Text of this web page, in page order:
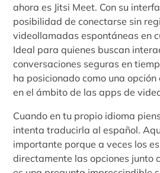
ahora es Jitsi Meet. Con su
posibilidad de conectarse sin
videollamadas espontáneas en
Ideal para quienes buscan
conversaciones seguras en
ha posicionado como una
en el ámbito de las apps de
Cuando en tu propio idioma
intenta traducirla al español.
importante porque a veces los
directamente las opciones junto